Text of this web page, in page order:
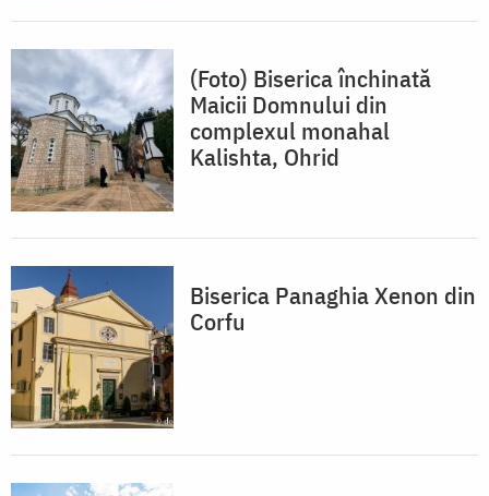
(Foto) Biserica închinată
Maicii Domnului din
complexul monahal
Kalishta, Ohrid
Biserica Panaghia Xenon din
Corfu